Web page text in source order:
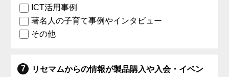
ICT活用事例
著名人の子育て事例やインタビュー
その他
リセマムからの情報が製品購入や入会・イベン